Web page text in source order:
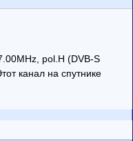
pol.H (DVB-S
канал на спутнике